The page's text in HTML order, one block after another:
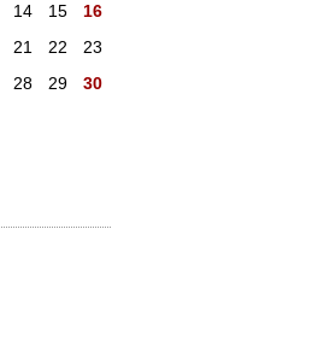
14 15
16
21 22
23
28 29 30